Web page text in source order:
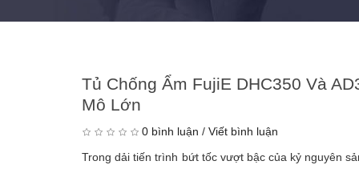
Tủ Chống Ẩm FujiE DHC350 Và
Mô Lớn
0 bình luận / Viết bình luận
Trong dải tiến trình bứt tốc vượt bậc của kỷ nguyên